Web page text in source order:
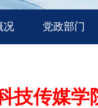
况 党政部门
技传媒学